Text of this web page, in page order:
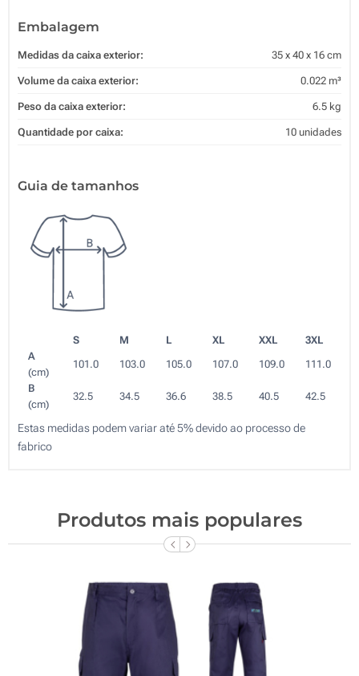
Embalagem
Medidas da caixa exterior: 35 x 40 x 16 cm
Volume da caixa exterior: 0.022 m³
Peso da caixa exterior: 6.5 kg
Quantidade por caixa: 10 unidades
Guia de tamanhos
S M L XL XXL
3XL
A
(cm)
101.0 103.0 105.0 107.0 109.0
111.0
B
(cm)
32.5 34.5 36.6 38.5 40.5 42.5
Estas medidas podem variar até 5% devido ao processo de
fabrico
Produtos mais populares